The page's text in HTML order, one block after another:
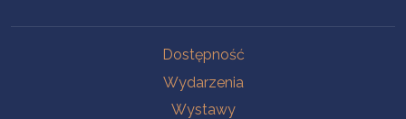
Dostępność
Wydarzenia
Wystawy